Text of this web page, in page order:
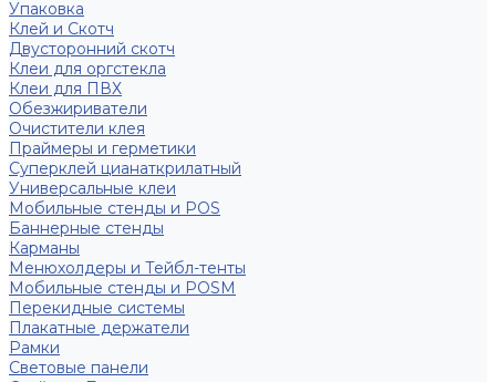
Упаковка
Клей и Скотч
Двусторонний скотч
Клеи для оргстекла
Клеи для ПВХ
Обезжириватели
Очистители клея
Праймеры и герметики
Суперклей цианаткрилатный
Универсальные клеи
Мобильные стенды и POS
Баннерные стенды
Карманы
Менюхолдеры и Тейбл-тенты
Мобильные стенды и POSM
Перекидные системы
Плакатные держатели
Рамки
Световые панели